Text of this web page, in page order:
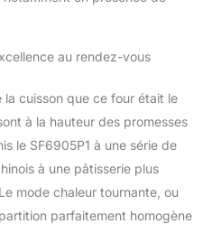
au rendez-vous
la cuisson que ce four était le
à la hauteur des promesses
le SF6905P1 à une série de
à une pâtisserie plus
mode chaleur tournante, ou
parfaitement homogène